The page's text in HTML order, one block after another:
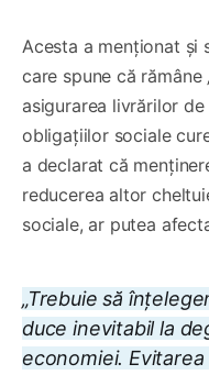
Acesta a menționat și
care spune că rămâne
asigurarea livrărilor
obligațiilor sociale
a declarat că
reducerea altor
sociale, ar putea
„Trebuie să
duce inevitabil la
economiei.